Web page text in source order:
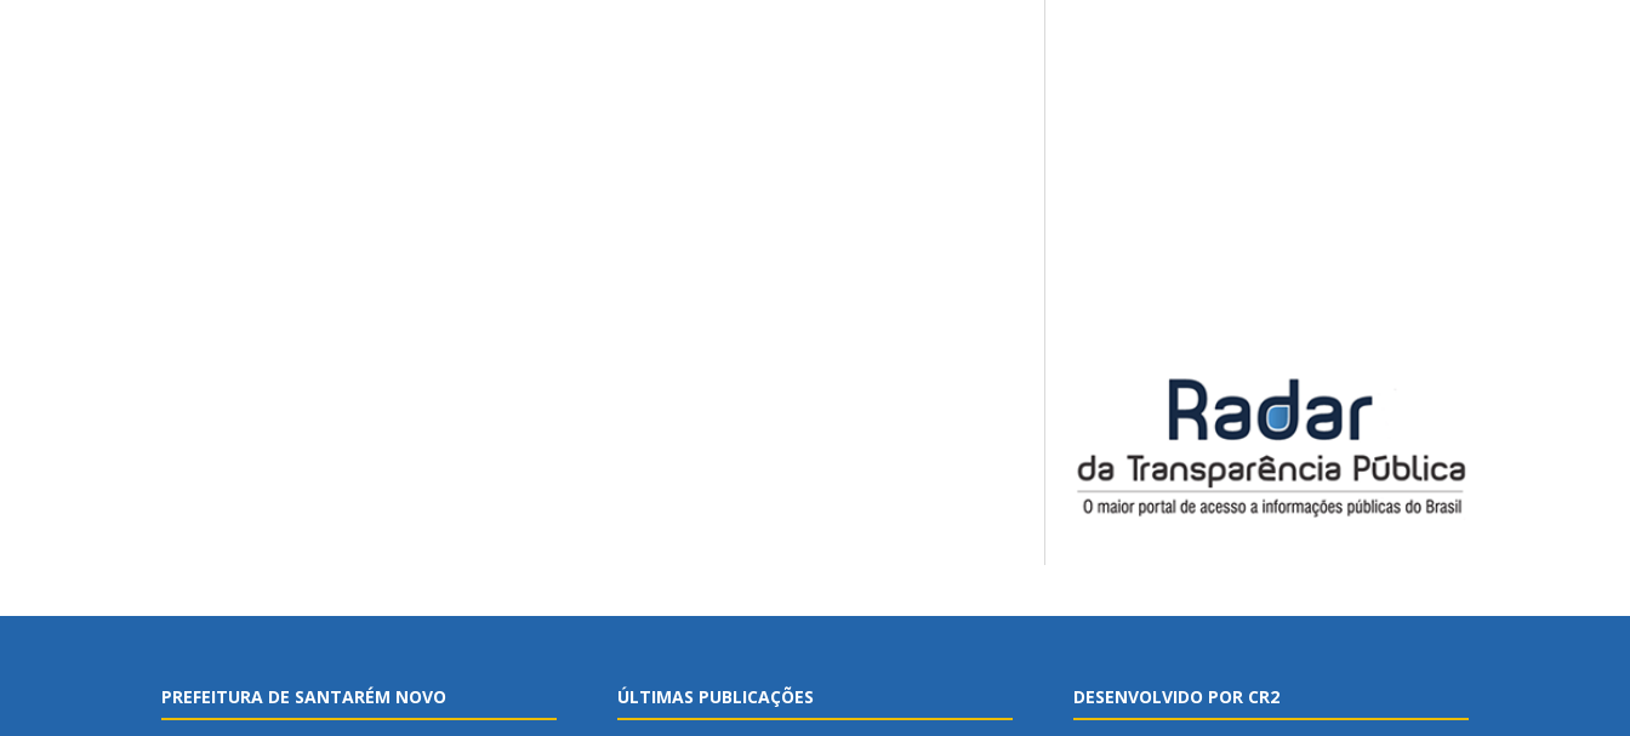
PREFEITURA DE SANTARÉM NOVO ÚLTIMAS PUBLICAÇÕES DESENVOLVIDO POR CR2